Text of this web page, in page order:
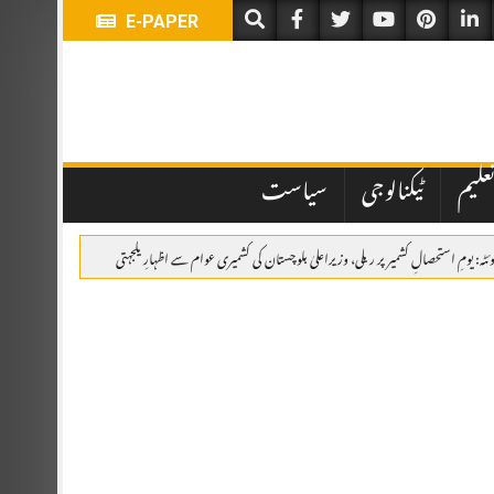
E-PAPER
تعلیم ٹیکنالوجی سیاست
یومِ استحصالِ کشمیر پر ریلی، وزیراعلیٰ بلوچستان کی کشمیری عوام سے اظہارِ یکجہتی